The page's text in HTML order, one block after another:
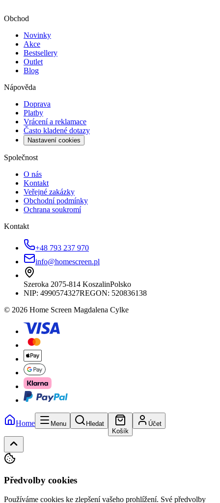
Obchod
Novinky
Akce
Bestsellery
Outlet
Blog
Nápověda
Doprava
Platby
Vrácení a reklamace
Často kladené dotazy
Nastavení cookies
Společnost
O nás
Kontakt
Veřejné zakázky
Obchodní podmínky
Ochrana soukromí
Kontakt
+48 793 237 970
info@homescreen.pl
Szeroka 2075-814 KoszalinPolsko
NIP: 4990574327REGON: 520836138
© 2026 Home Screen Magdalena Cylke
Home Menu
Hledat
Košík
Účet
Předvolby cookies
Používáme cookies ke zlepšení vašeho prohlížení. Své předvolby